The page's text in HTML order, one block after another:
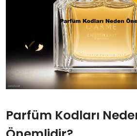
Parfüm Kodları